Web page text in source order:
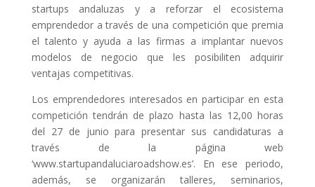
startups andaluzas y a reforzar el ecosistema
emprendedor a través de una competición que premia
el talento y ayuda a las firmas a implantar nuevos
modelos de negocio que les posibiliten adquirir
ventajas competitivas.
Los emprendedores interesados en participar en esta
competición tendrán de plazo hasta las 12,00 horas
del 27 de junio para presentar sus candidaturas a
través de la página web
‘www.startupandaluciaroadshow.es’. En ese periodo,
además, se organizarán talleres, seminarios,